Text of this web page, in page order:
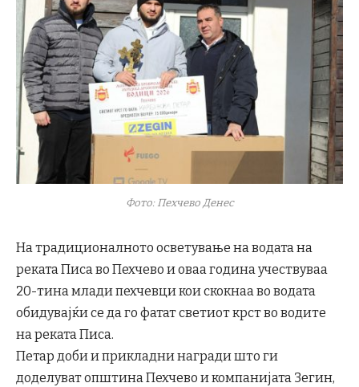
Фото: Пехчево Денес
На традиционалното осветување на водата на
реката Писа во Пехчево и оваа година учествуваа
20-тина млади пехчевци кои скокнаа во водата
обидувајќи се да го фатат светиот крст во водите
на реката Писа.
Петар доби и прикладни награди што ги
доделуват општина Пехчево и компанијата Зегин,